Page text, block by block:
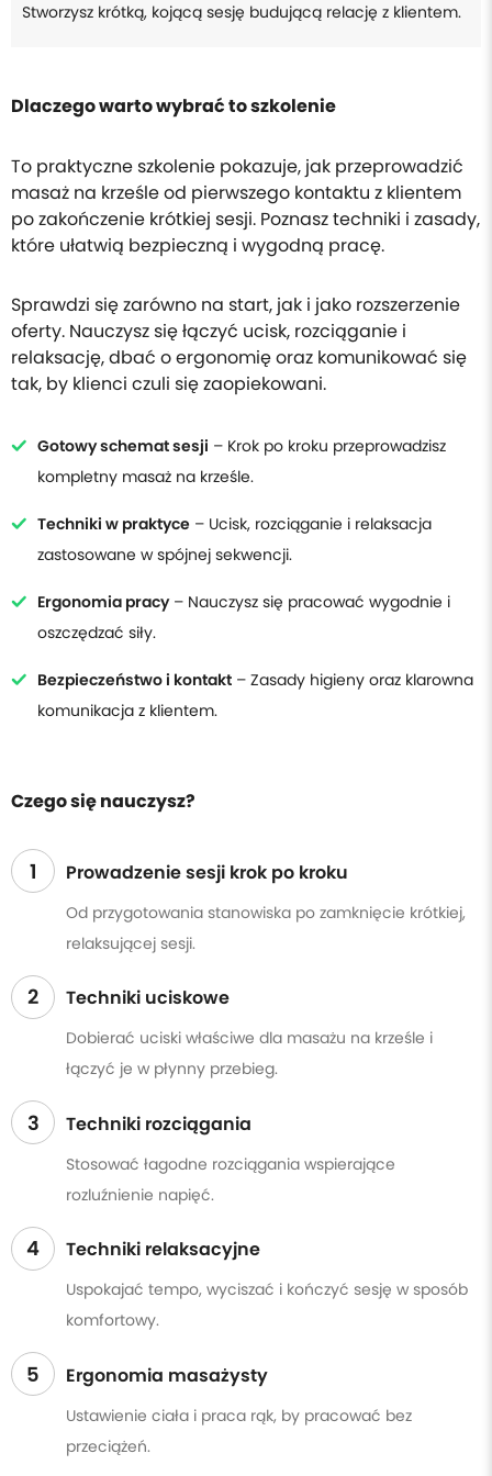
Stworzysz krótką, kojącą sesję budującą relację z klientem.
Dlaczego warto wybrać to szkolenie
To praktyczne szkolenie pokazuje, jak przeprowadzić
masaż na krześle od pierwszego kontaktu z klientem
po zakończenie krótkiej sesji. Poznasz techniki i zasady,
które ułatwią bezpieczną i wygodną pracę.
Sprawdzi się zarówno na start, jak i jako rozszerzenie
oferty. Nauczysz się łączyć ucisk, rozciąganie i
relaksację, dbać o ergonomię oraz komunikować się
tak, by klienci czuli się zaopiekowani.
Gotowy schemat sesji – Krok po kroku przeprowadzisz
kompletny masaż na krześle.
Techniki w praktyce – Ucisk, rozciąganie i relaksacja
zastosowane w spójnej sekwencji.
Ergonomia pracy– Nauczysz się pracować wygodnie i
oszczędzać siły.
Bezpieczeństwo i kontakt – Zasady higieny oraz klarowna
komunikacja z klientem.
Czego się nauczysz?
1 Prowadzenie sesji krok po kroku
Od przygotowania stanowiska po zamknięcie krótkiej,
relaksującej sesji.
2 Techniki uciskowe
Dobierać uciski właściwe dla masażu na krześle i
łączyć je w płynny przebieg.
3 Techniki rozciągania
Stosować łagodne rozciągania wspierające
rozluźnienie napięć.
4 Techniki relaksacyjne
Uspokajać tempo, wyciszać i kończyć sesję w sposób
komfortowy.
5 Ergonomia masażysty
Ustawienie ciała i praca rąk, by pracować bez
przeciążeń.